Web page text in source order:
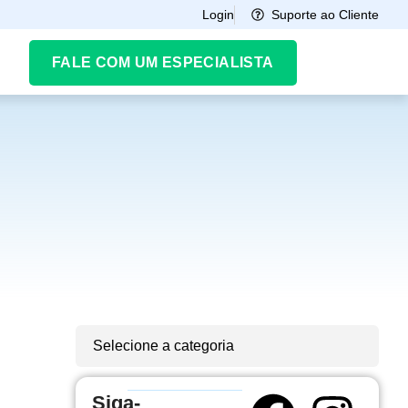
Login Suporte ao Cliente
FALE COM UM ESPECIALISTA
Selecione a categoria
Siga-